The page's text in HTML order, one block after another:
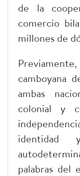
de la
comercio
millones de
camboyana
ambas
colonial y
palabras del